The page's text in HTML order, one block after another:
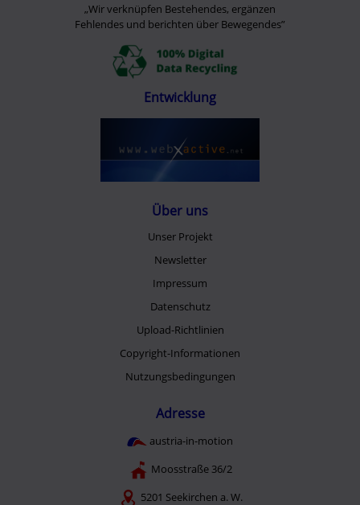
„Wir verknüpfen Bestehendes, ergänzen
Fehlendes und berichten über Bewegendes”
Entwicklung
Über uns
Unser Projekt
Newsletter
Impressum
Datenschutz
Upload-Richtlinien
Copyright-Informationen
Nutzungsbedingungen
Adresse
austria-in-motion
Moosstraße 36/2
5201 Seekirchen a. W.